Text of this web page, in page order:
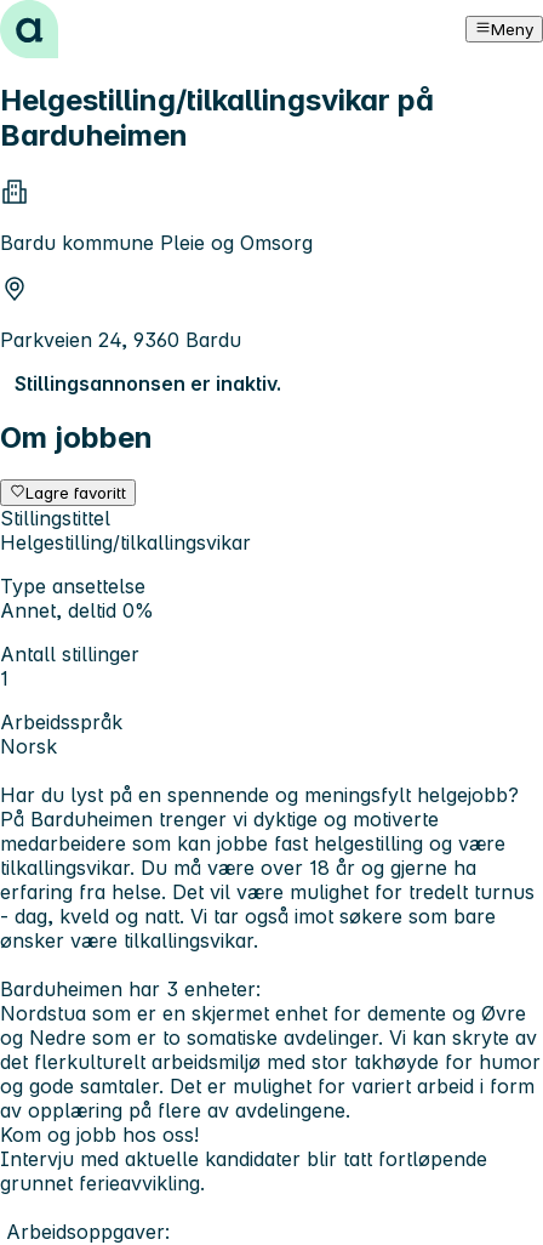
Hopp til innhold Meny
Helgestilling/tilkallingsvikar på
Barduheimen
Bardu kommune Pleie og Omsorg
Parkveien 24, 9360 Bardu
Stillingsannonsen er inaktiv.
Om jobben
Lagre favoritt
Stillingstittel
Helgestilling/tilkallingsvikar
Type ansettelse
Annet, deltid 0%
Antall stillinger
1
Arbeidsspråk
Norsk
Har du lyst på en spennende og meningsfylt helgejobb?
På Barduheimen trenger vi dyktige og motiverte
medarbeidere som kan jobbe fast helgestilling og være
tilkallingsvikar. Du må være over 18 år og gjerne ha
erfaring fra helse. Det vil være mulighet for tredelt turnus
- dag, kveld og natt. Vi tar også imot søkere som bare
ønsker være tilkallingsvikar.
Barduheimen har 3 enheter:
Nordstua som er en skjermet enhet for demente og Øvre
og Nedre som er to somatiske avdelinger. Vi kan skryte av
det flerkulturelt arbeidsmiljø med stor takhøyde for humor
og gode samtaler. Det er mulighet for variert arbeid i form
av opplæring på flere av avdelingene.
Kom og jobb hos oss!
Intervju med aktuelle kandidater blir tatt fortløpende
grunnet ferieavvikling.
Arbeidsoppgaver: